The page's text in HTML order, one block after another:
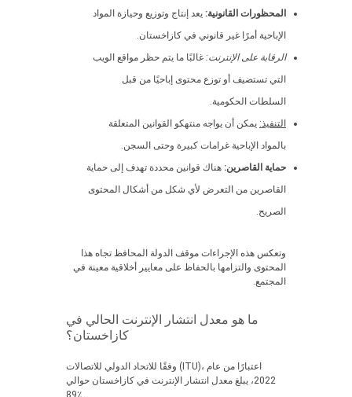
المحظورات القانونية: يعد إنتاج وتوزيع وحيازة المواد
الإباحية أمرًا غير قانوني في كازاخستان.
الرقابة على الإنترنت: غالبًا ما يتم حظر مواقع الويب
التي تستضيف أو توزع محتوى إباحيًا من قبل
السلطات الحكومية.
التنفيذ: يمكن أن يواجه منتهكو القوانين المتعلقة
بالمواد الإباحية غرامات كبيرة وحتى السجن.
حماية القاصرين: هناك قوانين محددة تهدف إلى حماية
القاصرين من التعرض لأي شكل من أشكال المحتوى
الصريح.
وتعكس هذه الإجراءات موقف الدولة المحافظ تجاه هذا
المحتوى والتزامها بالحفاظ على معايير أخلاقية معينة في
المجتمع.
ما هو معدل انتشار الإنترنت الحالي في
كازاخستان؟
وفقًا للاتحاد الدولي للاتصالات (ITU)، اعتبارًا من عام
2022، يبلغ معدل انتشار الإنترنت في كازاخستان حوالي
89٪.